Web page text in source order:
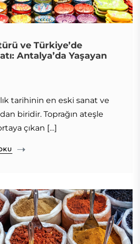
ve Türkiye’de
Antalya’da Yaşayan
tarihinin en eski sanat ve
biridir. Toprağın ateşle
çıkan […]